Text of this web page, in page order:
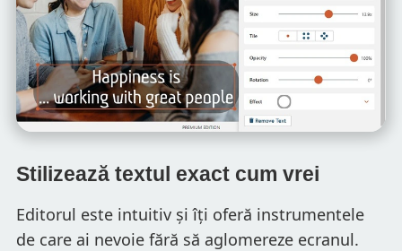
Stilizează textul exact cum vrei
Editorul este intuitiv și îți oferă instrumentele
de care ai nevoie fără să aglomereze ecranul.